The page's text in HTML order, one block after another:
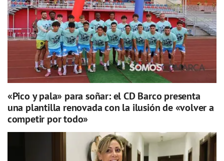
«Pico y pala» para soñar: el CD Barco presenta
una plantilla renovada con la ilusión de «volver a
competir por todo»